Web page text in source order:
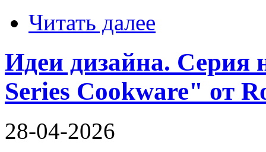
Читать далее
Идеи дизайна. Серия
Series Cookware" от
28-04-2026